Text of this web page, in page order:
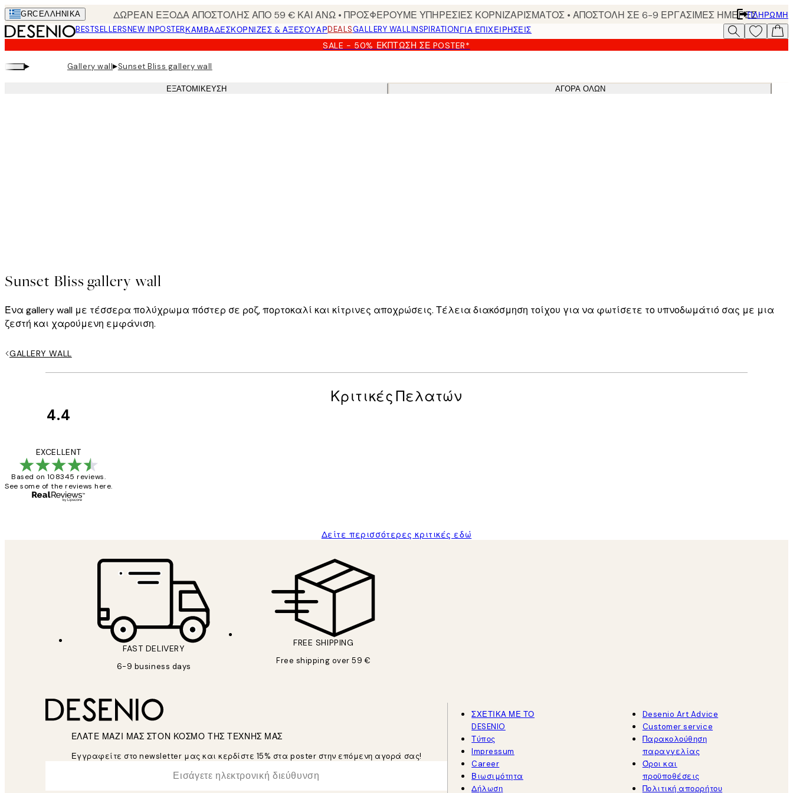
Skip
to
main
content.
GRC ΕΛΛΗΝΙΚΆ ΔΩΡΕΑΝ ΕΞΟΔΑ ΑΠΟΣΤΟΛΗΣ ΑΠΟ 59 € ΚΑΙ ΑΝΩ • ΠΡΟΣΦΕΡΟΥΜΕ ΥΠΗΡΕΣΙΕΣ ΚΟΡΝΙΖΑΡΙΣΜΑΤΟΣ • ΑΠΟΣΤΟΛΗ ΣΕ 6-9 ΕΡΓΑΣΙΜΕΣ ΗΜΕΡΕΣΠΛΗΡΩΜΉ
BESTSELLERSNEW INPOSTERΚΑΜΒΆΔΕΣΚΟΡΝΊΖΕΣ & ΑΞΕΣΟΥΆΡDEALSGALLERY WALLINSPIRATIONΓΙΑ ΕΠΙΧΕΙΡΗΣΕΙΣ
SALE - 50% ΈΚΠΤΩΣΗ ΣΕ POSTER*
▸ Gallery wall▸Sunset Bliss gallery wall
ΕΞΑΤΟΜΊΚΕΥΣΗ ΑΓΟΡΆ ΌΛΩΝ
Sunset Bliss gallery wall
Ένα gallery wall με τέσσερα πολύχρωμα πόστερ σε ροζ, πορτοκαλί και κίτρινες αποχρώσεις. Τέλεια διακόσμηση τοίχου για να φωτίσετε το υπνοδωμάτιό σας με μια
ζεστή και χαρούμενη εμφάνιση.
GALLERY WALL
Κριτικές Πελατών
4.4
EXCELLENT
Based on 108345 reviews.
See some of the reviews here.
Δείτε περισσότερες κριτικές εδώ
FAST DELIVERY
6-9 business days
FREE SHIPPING
Free shipping over 59 €
ΕΛΑΤΕ ΜΑΖΙ ΜΑΣ ΣΤΟΝ ΚΟΣΜΟ ΤΗΣ ΤΕΧΝΗΣ ΜΑΣ
Εγγραφείτε στο newsletter μας και κερδίστε 15% στα poster στην επόμενη αγορά σας!
ΣΧΕΤΙΚΑ ΜΕ ΤΟ
DESENIO
Τύπος
Impressum
Career
Βιωσιμότητα
Δήλωση
Desenio Art Advice
Customer service
Παρακολούθηση
παραγγελίας
Όροι και
προϋποθέσεις
Πολιτική απορρήτου